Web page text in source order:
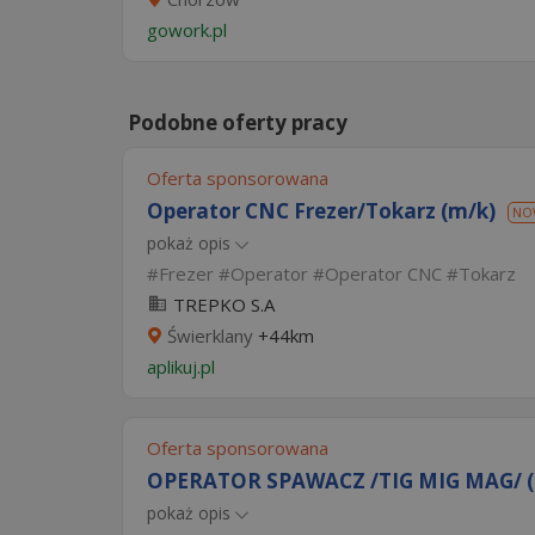
gowork.pl
Podobne oferty pracy
Oferta sponsorowana
Operator CNC Frezer/Tokarz (m/k)
pokaż opis
Frezer Operator Operator CNC
Tokarz
TREPKO S.A
Świerklany +44km
aplikuj.pl
Oferta sponsorowana
OPERATOR SPAWACZ /TIG MIG MAG/
pokaż opis